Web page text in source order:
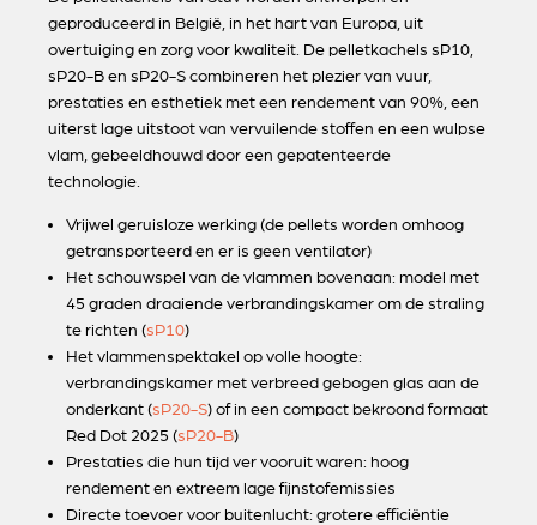
geproduceerd in België, in het hart van Europa, uit
overtuiging en zorg voor kwaliteit. De pelletkachels sP10,
sP20-B en sP20-S combineren het plezier van vuur,
prestaties en esthetiek met een rendement van 90%, een
uiterst lage uitstoot van vervuilende stoffen en een wulpse
vlam, gebeeldhouwd door een gepatenteerde
technologie.
Vrijwel geruisloze werking (de pellets worden omhoog
getransporteerd en er is geen ventilator)
Het schouwspel van de vlammen bovenaan: model met
45 graden draaiende verbrandingskamer om de straling
te richten (sP10)
Het vlammenspektakel op volle hoogte:
verbrandingskamer met verbreed gebogen glas aan de
onderkant (sP20-S) of in een compact bekroond formaat
Red Dot 2025 (sP20-B)
Prestaties die hun tijd ver vooruit waren: hoog
rendement en extreem lage fijnstofemissies
Directe toevoer voor buitenlucht: grotere efficiëntie